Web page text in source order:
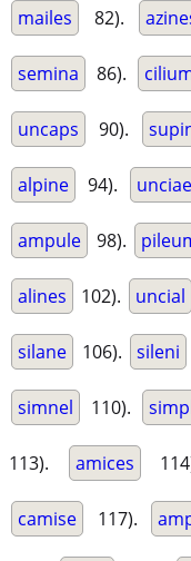
mailes 82).
semina 86).
uncaps 90).
alpine 94). unciae
ampule 98).
alines 102). uncial
silane 106). sileni
simnel 110).
113). amices
camise 117).